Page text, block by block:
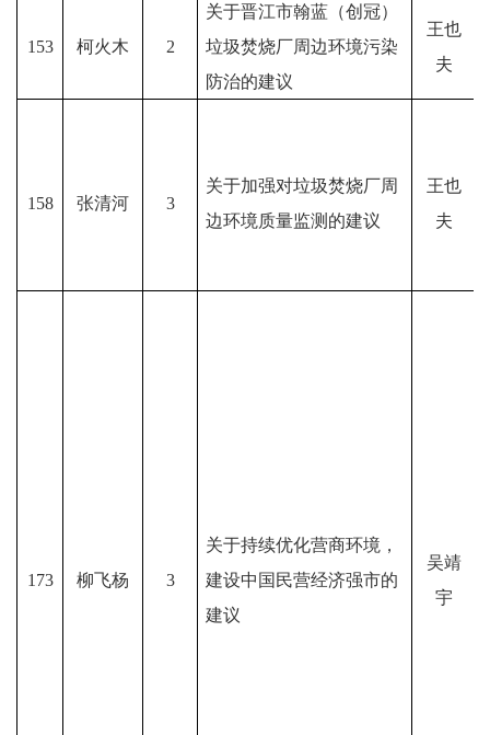
153 柯火木 2
关于晋江市翰蓝（创冠）
垃圾焚烧厂周边环境污染
防治的建议
王也
夫
158 张清河 3
关于加强对垃圾焚烧厂周
边环境质量监测的建议
王也
夫
173 柳飞杨 3
关于持续优化营商环境，
建设中国民营经济强市的
建议
吴靖
宇